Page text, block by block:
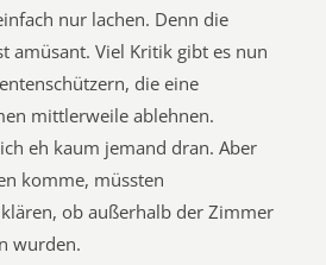
nur lachen. Denn die
amüsant. Viel Kritik gibt es nun
die eine
mittlerweile ablehnen.
eh kaum jemand dran. Aber
komme, müssten
ob außerhalb der Zimmer
wurden.